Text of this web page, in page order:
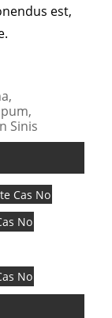
est,
Sinis
Cas No
No
No